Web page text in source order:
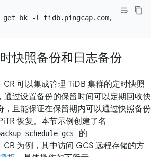
快照备份和日志备份
CR 可以集成管理 TiDB 集群的定时快照
通过设置备份的保留时间可以定期回收快
，且能保证在保留期内可以通过快照备份
恢复。本节示例创建了名
schedule-gcs 的
CR 为例，其中访问 GCS 远程存储的方